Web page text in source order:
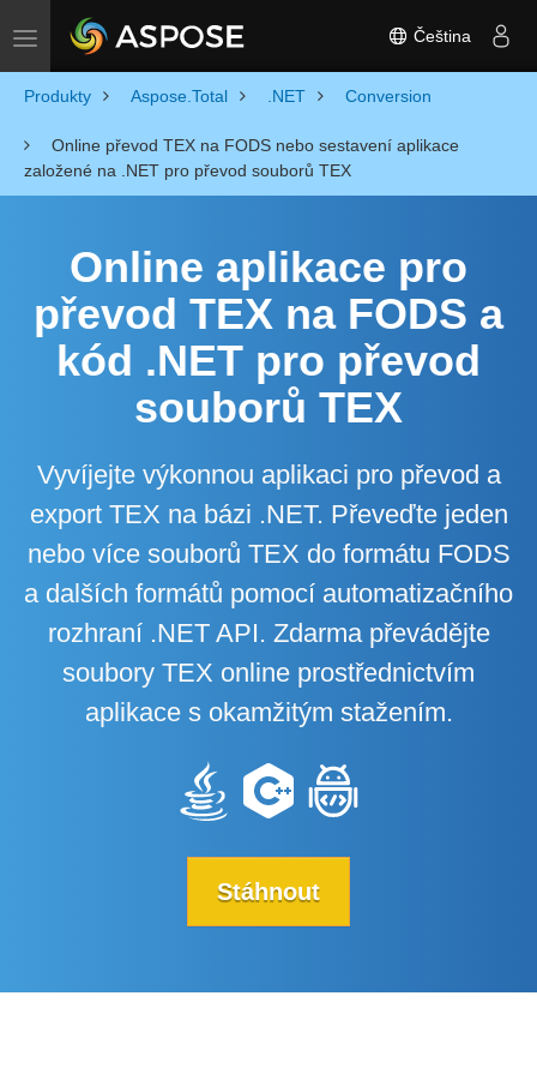
Toggle navigation Čeština
Produkty Aspose.Total .NET Conversion
Online převod TEX na FODS nebo sestavení aplikace
založené na .NET pro převod souborů TEX
Online aplikace pro
převod TEX na FODS a
kód .NET pro převod
souborů TEX
Vyvíjejte výkonnou aplikaci pro převod a
export TEX na bázi .NET. Převeďte jeden
nebo více souborů TEX do formátu FODS
a dalších formátů pomocí automatizačního
rozhraní .NET API. Zdarma převádějte
soubory TEX online prostřednictvím
aplikace s okamžitým stažením.
Stáhnout